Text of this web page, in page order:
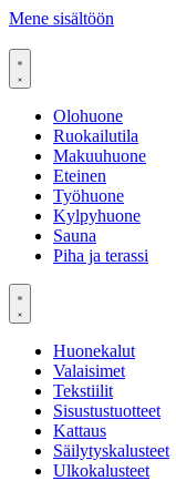
Mene sisältöön
Olohuone
Ruokailutila
Makuuhuone
Eteinen
Työhuone
Kylpyhuone
Sauna
Piha ja terassi
Huonekalut
Valaisimet
Tekstiilit
Sisustustuotteet
Kattaus
Säilytyskalusteet
Ulkokalusteet